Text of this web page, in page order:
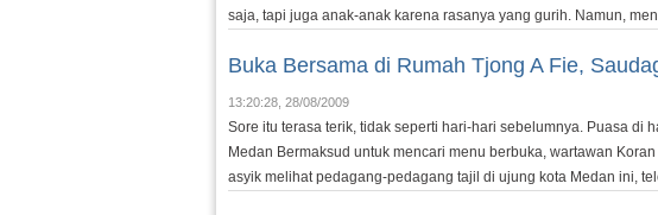
saja, tapi juga anak-anak karena rasanya yang gurih. Namun,
Buka Bersama di Rumah Tjong A Fie,
13:20:28, 28/08/2009
Sore itu terasa terik, tidak seperti hari-hari sebelumnya. Puasa di
Medan Bermaksud untuk mencari menu berbuka, wartawan
asyik melihat pedagang-pedagang tajil di ujung kota Medan ini,